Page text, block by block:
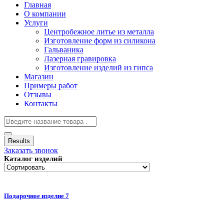
Главная
О компании
Услуги
Центробежное литье из металла
Изготовление форм из силикона
Гальваника
Лазерная гравировка
Изготовление изделий из гипса
Магазин
Примеры работ
Отзывы
Контакты
Results
Заказать звонок
Каталог изделий
Подарочное изделие 7